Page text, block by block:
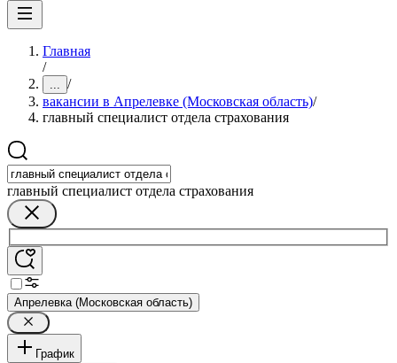
Главная
/
... /
вакансии в Апрелевке (Московская область)/
главный специалист отдела страхования
главный специалист отдела страхования
Апрелевка (Московская область)
График